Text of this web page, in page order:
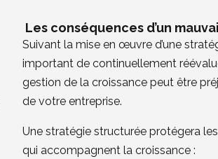
Les conséquences d’un
Suivant la mise en œuvre d’une
important de continuellement
gestion de la croissance peut être
de votre entreprise.
Une stratégie structurée protégera
qui accompagnent la croissance :